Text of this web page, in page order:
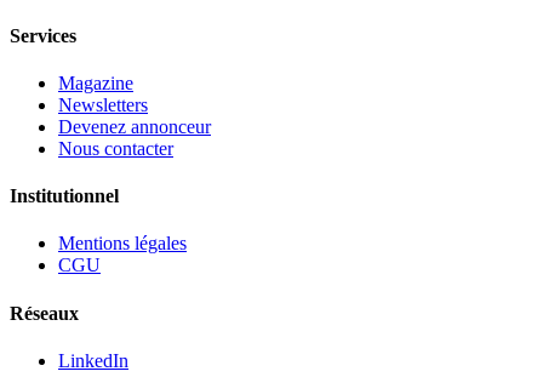
Services
Magazine
Newsletters
Devenez annonceur
Nous contacter
Institutionnel
Mentions légales
CGU
Réseaux
LinkedIn